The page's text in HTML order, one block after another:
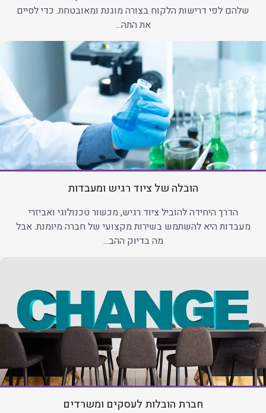
שלהם לפי דרישות הלקוח בצורה מוגנת ומאובטחת. כדי לסיים
את התה...
הובלה של ציוד רגיש ומעבדות
הדרך היחידה להוביל ציוד רגיש, מכשור טכנולוגי ואביזרי
מעבדות היא להשתמש בשירות מקצועי של חברה מיומנת. אבל
מה בדיוק ההב...
חברת הובלות לעסקים ומשרדים